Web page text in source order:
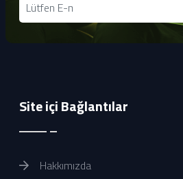
Site içi Bağlantılar
Hakkımızda